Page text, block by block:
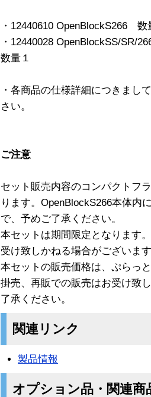
・12440610 OpenBlockS266 数
・12440028 OpenBlockSS/SR/
数量１
・各商品の仕様詳細につきまし
さい。
ご注意
セット販売内容のコンパクトフ
ります。OpenBlockS266本体内
で、予めご了承ください。
本セットは期間限定となります
受け致しかねる場合がございま
本セットの販売価格は、ぷらっ
掛売、再販での販売はお受け致
了承ください。
関連リンク
製品情報
オプション品・関連商